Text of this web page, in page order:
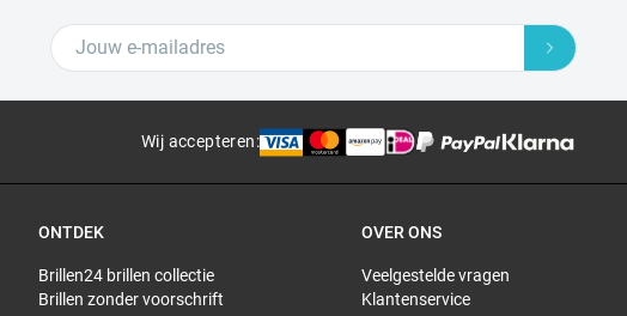
Wij accepteren:
ONTDEK
Brillen24 brillen collectie
Brillen zonder voorschrift
OVER ONS
Veelgestelde vragen
Klantenservice